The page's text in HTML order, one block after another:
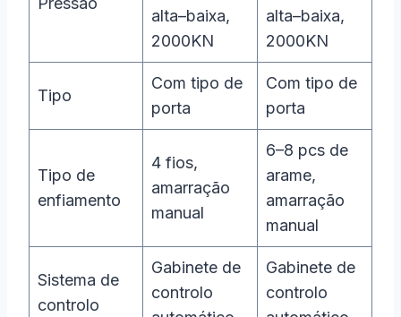
alta–baixa,
2000KN
alta–baixa,
2000KN
Tipo
Com tipo de
porta
Com tipo de
porta
Tipo de
enfiamento
4 fios,
amarração
manual
6–8 pcs de
arame,
amarração
manual
Sistema de
controlo
Gabinete de
controlo
Gabinete de
controlo